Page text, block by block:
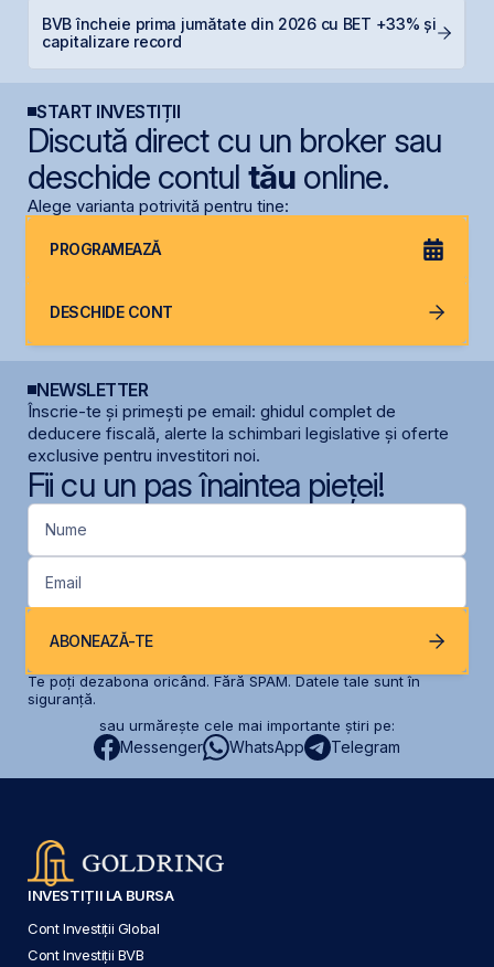
BVB încheie prima jumătate din 2026 cu BET +33% și
capitalizare record
START INVESTIȚII
Discută direct cu un broker sau
deschide contul tăuonline.
Alege varianta potrivită pentru tine:
PROGRAMEAZĂ
DESCHIDE CONT
NEWSLETTER
Înscrie-te și primești pe email: ghidul complet de
deducere fiscală, alerte la schimbari legislative și oferte
exclusive pentru investitori noi.
Fii cu un pas înaintea pieței!
Nume
Email
ABONEAZĂ-TE
Te poți dezabona oricând. Fără SPAM. Datele tale sunt în
siguranță.
sau urmărește cele mai importante știri pe:
Messenger WhatsApp Telegram
INVESTIȚII LA BURSA
Cont Investiții Global
Cont Investiții BVB